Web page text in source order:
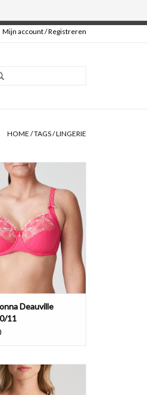
Mijn account / Registreren
HOME /TAGS/LINGERIE
Donna Deauville
Volle Cup Bh
stuk 75/90 G cup
AAN WINKELWAGEN
Deauville
11
Bh Hartvorm
Marie Jo Avero